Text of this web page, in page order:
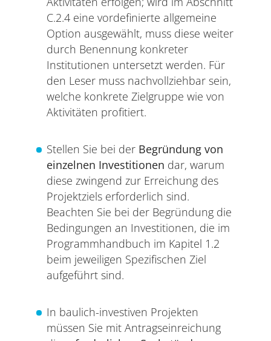
C.2.4 eine vordefinierte allgemeine
Option ausgewählt, muss diese weiter
durch Benennung konkreter
Institutionen untersetzt werden. Für
den Leser muss nachvollziehbar sein,
welche konkrete Zielgruppe wie von
Aktivitäten profitiert.
Stellen Sie bei der Begründung von
einzelnen Investitionen dar, warum
diese zwingend zur Erreichung des
Projektziels erforderlich sind.
Beachten Sie bei der Begründung die
Bedingungen an Investitionen, die im
Programmhandbuch im Kapitel 1.2
beim jeweiligen Spezifischen Ziel
aufgeführt sind.
In baulich-investiven Projekten
müssen Sie mit Antragseinreichung